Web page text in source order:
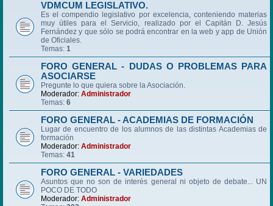
VDMCUM LEGISLATIVO.
Es el compendio legislativo por excelencia, conteniendo materias
muy útiles para el Servicio, realizado por el Capitán D. Jesús
Fernández y que sólo se podrá encontrar en la web y app de Unión
de Oficiales.
Temas: 1
FORO GENERAL - DUDAS O PROBLEMAS PARA
ASOCIARSE
Pregunte lo que quiera sobre la Asociación.
Moderador: Administrador
Temas: 6
FORO GENERAL - ACADEMIAS DE FORMACIÓN
Lugar de encuentro de los alumnos de las distintas Academias de
formación
Moderador: Administrador
Temas: 41
FORO GENERAL - VARIEDADES
Asuntos que no son de interés general ni objeto de debate... UN
POCO DE TODO
Moderador: Administrador